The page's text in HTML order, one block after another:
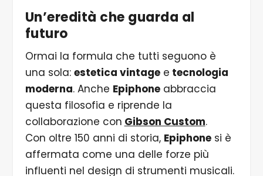
Un’eredità che guarda al
futuro
Ormai la formula che tutti seguono è
una sola: estetica vintagee tecnologia
moderna. Anche Epiphoneabbraccia
questa filosofia e riprende la
collaborazione con Gibson Custom.
Con oltre 150 anni di storia, Epiphonesi è
affermata come una delle forze più
influenti nel design di strumenti musicali.